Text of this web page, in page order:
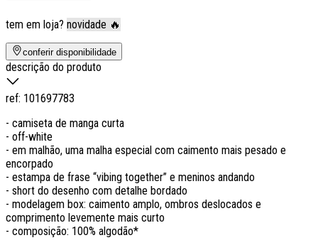
tem em loja? novidade 🔥
conferir disponibilidade
descrição do produto
ref: 101697783
- camiseta de manga curta
- off-white
- em malhão, uma malha especial com caimento mais pesado e
encorpado
- estampa de frase “vibing together” e meninos andando
- short do desenho com detalhe bordado
- modelagem box: caimento amplo, ombros deslocados e
comprimento levemente mais curto
- composição: 100% algodão*